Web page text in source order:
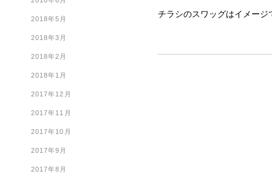
2018年5月
2018年3月
2018年2月
2018年1月
2017年12月
2017年11月
2017年10月
2017年9月
2017年8月
チラシのスワッグはイメー